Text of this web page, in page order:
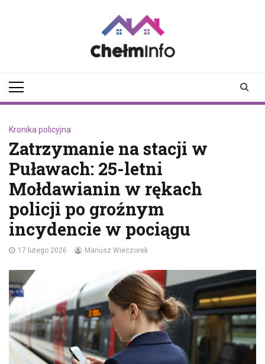
Kronika policyjna
Zatrzymanie na stacji w
Puławach: 25-letni
Mołdawianin w rękach
policji po groźnym
incydencie w pociągu
17 lutego 2026 Mariusz Wieczorek